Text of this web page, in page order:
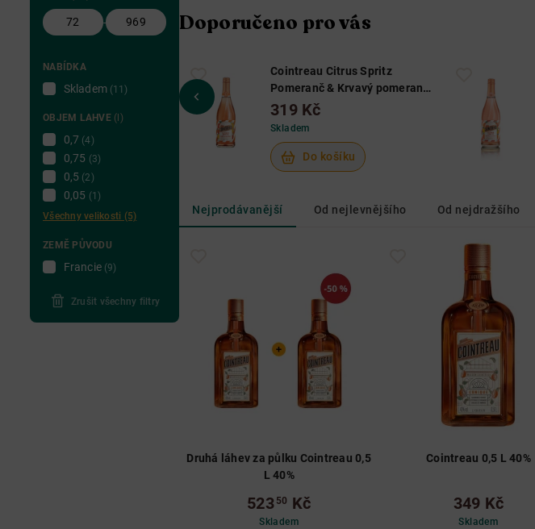
-
NABÍDKA
Skladem (11)
OBJEM LAHVE(l)
0,7 (4)
0,75 (3)
0,5 (2)
0,05 (1)
Všechny velikosti (5)
ZEMĚ PŮVODU
Francie (9)
Zrušit všechny filtry
Doporučeno pro vás
Cointreau Citrus Spritz
Pomeranč & Krvavý pomeranč
0,75 L 10,5%
319 Kč
Skladem
Do košíku
Nejprodávanější Od nejlevnějšího Od nejdražšího
Druhá láhev za půlku Cointreau 0,5
L 40%
523 50 Kč
Skladem
Cointreau 0,5 L 40%
349 Kč
Skladem